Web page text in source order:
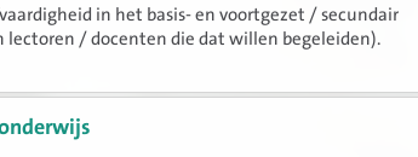
in het basis- en voortgezet / secundair
lectoren / docenten die dat willen begeleiden).